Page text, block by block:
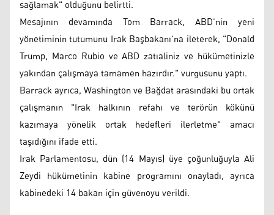
sağlamak" olduğunu belirtti.
Mesajının devamında Tom Barrack, ABD’nin yeni
yönetiminin tutumunu Irak Başbakanı’na ileterek, "Donald
Trump, Marco Rubio ve ABD zatıaliniz ve hükümetinizle
yakından çalışmaya tamamen hazırdır." vurgusunu yaptı.
Barrack ayrıca, Washington ve Bağdat arasındaki bu ortak
çalışmanın "Irak halkının refahı ve terörün kökünü
kazımaya yönelik ortak hedefleri ilerletme" amacı
taşıdığını ifade etti.
Irak Parlamentosu, dün (14 Mayıs) üye çoğunluğuyla Ali
Zeydi hükümetinin kabine programını onayladı, ayrıca
kabinedeki 14 bakan için güvenoyu verildi.